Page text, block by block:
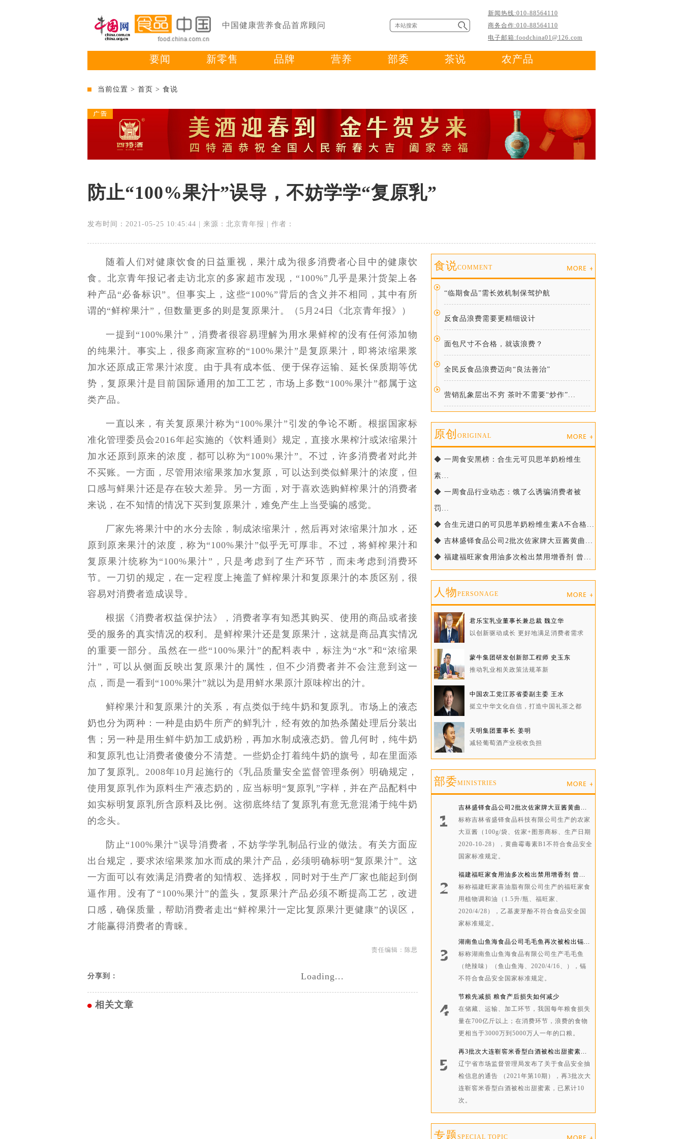
中国健康营养食品首席顾问
新闻热线:010-88564110
商务合作:010-88564110
电子邮箱:foodchina01@126.com
要闻 新零售 品牌 营养 部委 茶说 农产品
当前位置 > 首页 > 食说
防止“100%果汁”误导，不妨学学“复原乳”
发布时间：2021-05-25 10:45:44 | 来源：北京青年报 | 作者：
随着人们对健康饮食的日益重视，果汁成为很多消费者心目中的健康饮
食。北京青年报记者走访北京的多家超市发现，“100%”几乎是果汁货架上各
种产品“必备标识”。但事实上，这些“100%”背后的含义并不相同，其中有所
谓的“鲜榨果汁”，但数量更多的则是复原果汁。（5月24日《北京青年报》）
一提到“100%果汁”，消费者很容易理解为用水果鲜榨的没有任何添加物
的纯果汁。事实上，很多商家宣称的“100%果汁”是复原果汁，即将浓缩果浆
加水还原成正常果汁浓度。由于具有成本低、便于保存运输、延长保质期等优
势，复原果汁是目前国际通用的加工工艺，市场上多数“100%果汁”都属于这
类产品。
一直以来，有关复原果汁称为“100%果汁”引发的争论不断。根据国家标
准化管理委员会2016年起实施的《饮料通则》规定，直接水果榨汁或浓缩果汁
加水还原到原来的浓度，都可以称为“100%果汁”。不过，许多消费者对此并
不买账。一方面，尽管用浓缩果浆加水复原，可以达到类似鲜果汁的浓度，但
口感与鲜果汁还是存在较大差异。另一方面，对于喜欢选购鲜榨果汁的消费者
来说，在不知情的情况下买到复原果汁，难免产生上当受骗的感觉。
厂家先将果汁中的水分去除，制成浓缩果汁，然后再对浓缩果汁加水，还
原到原来果汁的浓度，称为“100%果汁”似乎无可厚非。不过，将鲜榨果汁和
复原果汁统称为“100%果汁”，只是考虑到了生产环节，而未考虑到消费环
节。一刀切的规定，在一定程度上掩盖了鲜榨果汁和复原果汁的本质区别，很
容易对消费者造成误导。
根据《消费者权益保护法》，消费者享有知悉其购买、使用的商品或者接
受的服务的真实情况的权利。是鲜榨果汁还是复原果汁，这就是商品真实情况
的重要一部分。虽然在一些“100%果汁”的配料表中，标注为“水”和“浓缩果
汁”，可以从侧面反映出复原果汁的属性，但不少消费者并不会注意到这一
点，而是一看到“100%果汁”就以为是用鲜水果原汁原味榨出的汁。
鲜榨果汁和复原果汁的关系，有点类似于纯牛奶和复原乳。市场上的液态
奶也分为两种：一种是由奶牛所产的鲜乳汁，经有效的加热杀菌处理后分装出
售；另一种是用生鲜牛奶加工成奶粉，再加水制成液态奶。曾几何时，纯牛奶
和复原乳也让消费者傻傻分不清楚。一些奶企打着纯牛奶的旗号，却在里面添
加了复原乳。2008年10月起施行的《乳品质量安全监督管理条例》明确规定，
使用复原乳作为原料生产液态奶的，应当标明“复原乳”字样，并在产品配料中
如实标明复原乳所含原料及比例。这彻底终结了复原乳有意无意混淆于纯牛奶
的念头。
防止“100%果汁”误导消费者，不妨学学乳制品行业的做法。有关方面应
出台规定，要求浓缩果浆加水而成的果汁产品，必须明确标明“复原果汁”。这
一方面可以有效满足消费者的知情权、选择权，同时对于生产厂家也能起到倒
逼作用。没有了“100%果汁”的盖头，复原果汁产品必须不断提高工艺，改进
口感，确保质量，帮助消费者走出“鲜榨果汁一定比复原果汁更健康”的误区，
才能赢得消费者的青睐。
责任编辑：陈思
分享到： Loading...
相关文章
食说COMMENT
“临期食品”需长效机制保驾护航
反食品浪费需要更精细设计
面包尺寸不合格，就该浪费？
全民反食品浪费迈向“良法善治”
营销乱象层出不穷 茶叶不需要“炒作”...
原创 ORIGINAL
◆ 一周食安黑榜：合生元可贝思羊奶粉维生
素...
◆ 一周食品行业动态：饿了么诱骗消费者被
罚...
◆ 合生元进口的可贝思羊奶粉维生素A不合格...
◆ 吉林盛铎食品公司2批次佐家牌大豆酱黄曲...
◆ 福建福旺家食用油多次检出禁用增香剂 曾...
人物PERSONAGE
君乐宝乳业董事长兼总裁 魏立华
以创新驱动成长 更好地满足消费者需求
蒙牛集团研发创新部工程师 史玉东
推动乳业相关政策法规革新
中国农工党江苏省委副主委 王水
挺立中华文化自信，打造中国礼茶之都
天明集团董事长 姜明
减轻葡萄酒产业税收负担
部委MINISTRIES
吉林盛铎食品公司2批次佐家牌大豆酱黄曲...
标称吉林省盛铎食品科技有限公司生产的农家
大豆酱（100g/袋、佐家+图形商标、生产日期
2020-10-28），黄曲霉毒素B1不符合食品安全
国家标准规定。
福建福旺家食用油多次检出禁用增香剂 曾...
标称福建旺家喜油脂有限公司生产的福旺家食
用植物调和油（1.5升/瓶、福旺家、
2020/4/28），乙基麦芽酚不符合食品安全国
家标准规定。
湖南鱼山鱼海食品公司毛毛鱼再次被检出镉...
标称湖南鱼山鱼海食品有限公司生产毛毛鱼
（绝辣味）（鱼山鱼海、2020/4/16、），镉
不符合食品安全国家标准规定。
节粮先减损 粮食产后损失如何减少
在储藏、运输、加工环节，我国每年粮食损失
量在700亿斤以上；在消费环节，浪费的食物
更相当于3000万到5000万人一年的口粮。
再3批次大连靳窖米香型白酒被检出甜蜜素...
辽宁省市场监督管理局发布了关于食品安全抽
检信息的通告 （2021年第10期），再3批次大
连靳窖米香型白酒被检出甜蜜素，已累计10
次。
专题SPECIAL TOPIC